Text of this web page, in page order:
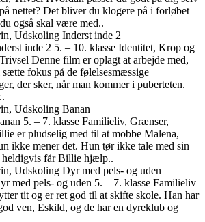
nettet? Det bliver du klogere på i forløbet
også skal være med..
Udskoling Inderst inde 2
inde 2 5. – 10. klasse Identitet, Krop og
Denne film er oplagt at arbejde med,
fokus på de følelsesmæssige
der sker, når man kommer i puberteten.
Udskoling Banan
5. – 7. klasse Familieliv, Grænser,
er pludselig med til at mobbe Malena,
ikke mener det. Hun tør ikke tale med sin
heldigvis får Billie hjælp..
Udskoling Dyr med pels- og uden
med pels- og uden 5. – 7. klasse Familieliv
tit og er ret god til at skifte skole. Han har
ven, Eskild, og de har en dyreklub og